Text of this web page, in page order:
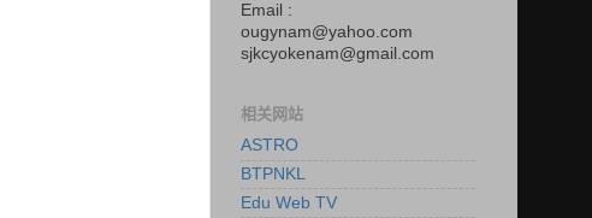
Email :
ougynam@yahoo.com
sjkcyokenam@gmail.com
相关网站
ASTRO
BTPNKL
Edu Web TV